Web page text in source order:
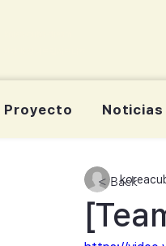
Proyecto Noticias
< Back